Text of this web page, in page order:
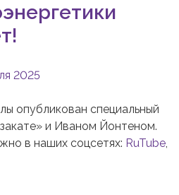
2025
опубликован специальный
и Иваном Йонтеном.
в наших соцсетях: RuTube,